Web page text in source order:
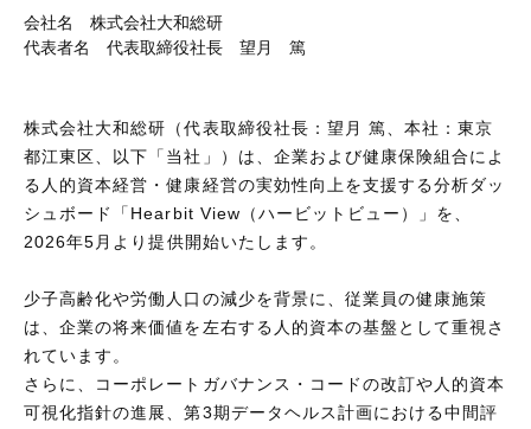
会社名 株式会社大和総研
代表者名 代表取締役社長 望月 篤
株式会社大和総研（代表取締役社長：望月 篤、本社：東京
都江東区、以下「当社」）は、企業および健康保険組合によ
る人的資本経営・健康経営の実効性向上を支援する分析ダッ
シュボード「Hearbit View（ハービットビュー）」を、
2026年5月より提供開始いたします。
少子高齢化や労働人口の減少を背景に、従業員の健康施策
は、企業の将来価値を左右する人的資本の基盤として重視さ
れています。
さらに、コーポレートガバナンス・コードの改訂や人的資本
可視化指針の進展、第3期データヘルス計画における中間評